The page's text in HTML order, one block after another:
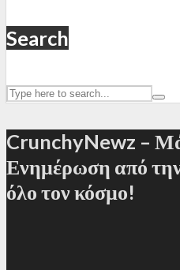
Search
CrunchyNewz –
Ενημέρωση από
όλο τον κόσμο!